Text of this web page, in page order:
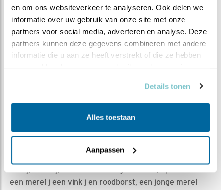
en om ons websiteverkeer te analyseren. Ook delen we
informatie over uw gebruik van onze site met onze
partners voor social media, adverteren en analyse. Deze
partners kunnen deze gegevens combineren met andere
informatie die u aan ze heeft verstrekt of die ze hebben
Details tonen
Alles toestaan
Aanpassen
DEEL DIT FILMPJE
vogels
Een vink j en merel v, een pimpelmees j met minder lef,
een merel j een vink j en roodborst, een jonge merel